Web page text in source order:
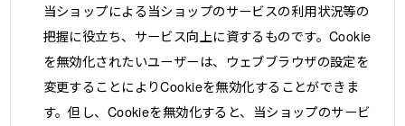
当ショップによる当ショップのサービスの利用状況等の
把握に役立ち、サービス向上に資するものです。Cookie
を無効化されたいユーザーは、ウェブブラウザの設定を
変更することによりCookieを無効化することができま
す。但し、Cookieを無効化すると、当ショップのサービ